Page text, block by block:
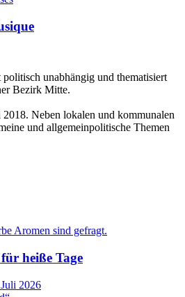
unabhängig und thematisiert
Bezirk Mitte.
Neben lokalen und kommunalen
und allgemeinpolitische Themen
heiße Tage
2026